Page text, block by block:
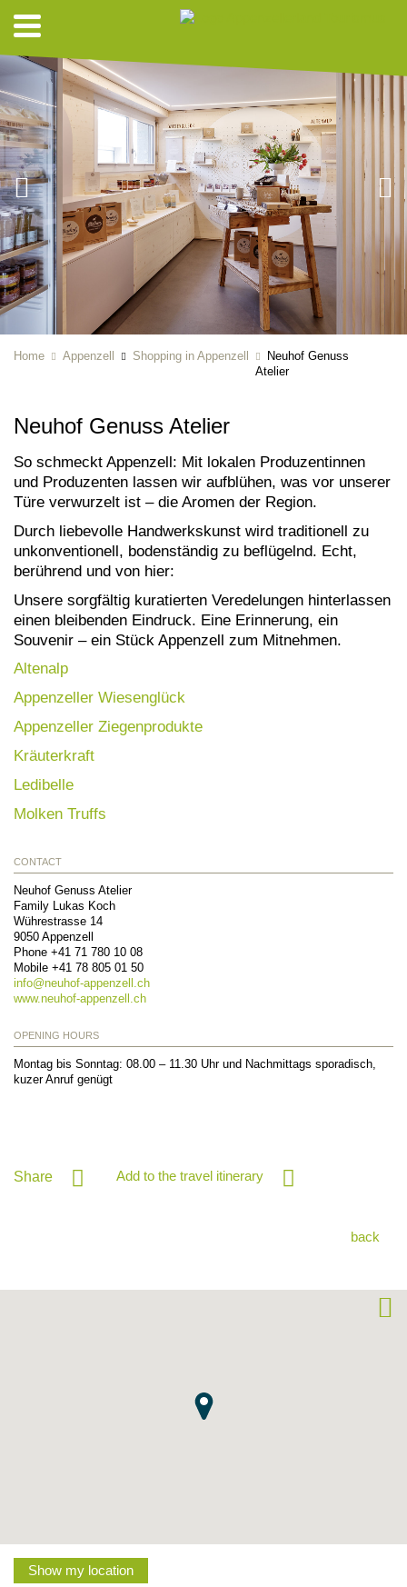
Home Appenzell Shopping in Appenzell
Neuhof Genuss
Atelier
Neuhof Genuss Atelier
So schmeckt Appenzell: Mit lokalen Produzentinnen
und Produzenten lassen wir aufblühen, was vor unserer
Türe verwurzelt ist – die Aromen der Region.
Durch liebevolle Handwerkskunst wird traditionell zu
unkonventionell, bodenständig zu beflügelnd. Echt,
berührend und von hier:
Unsere sorgfältig kuratierten Veredelungen hinterlassen
einen bleibenden Eindruck. Eine Erinnerung, ein
Souvenir – ein Stück Appenzell zum Mitnehmen.
Altenalp
Appenzeller Wiesenglück
Appenzeller Ziegenprodukte
Kräuterkraft
Ledibelle
Molken Truffs
CONTACT
Neuhof Genuss Atelier
Family Lukas Koch
Wührestrasse 14
9050 Appenzell
Phone +41 71 780 10 08
Mobile +41 78 805 01 50
info@neuhof-appenzell.ch
www.neuhof-appenzell.ch
OPENING HOURS
Montag bis Sonntag: 08.00 – 11.30 Uhr und Nachmittags sporadisch,
kuzer Anruf genügt
Share Add to the travel itinerary
back
Show my location